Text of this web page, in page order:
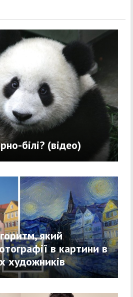
білі? (відео)
який
в картини в
художників